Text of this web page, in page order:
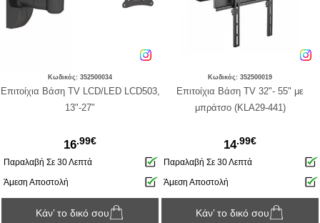
Κωδικός: 352500034
Eπιτοίχια Βάση TV LCD/LED LCD503,
13"-27"
16.99€
Παραλαβή Σε 30 Λεπτά
Άμεση Αποστολή
Κάν’ το δικό σου
Κωδικός: 352500019
Eπιτοίχια Βάση TV 32"- 55" με
μπράτσο (KLA29-441)
14.99€
Παραλαβή Σε 30 Λεπτά
Άμεση Αποστολή
Κάν’ το δικό σου